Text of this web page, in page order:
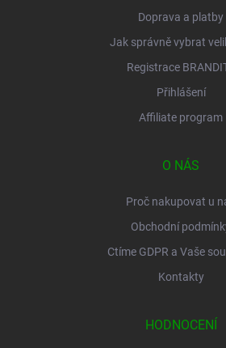
Doprava a platby
Jak správně vybrat
Registrace
Přihlášení
Affiliate program
O NÁS
Proč nakupovat u
Obchodní
Ctíme GDPR a Vaše
Kontakty
HODNOCENÍ